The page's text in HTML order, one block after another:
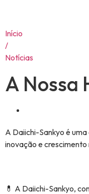
Início
/
Notícias
A Nossa
A Daiichi-Sankyo é
inovação e
💊 A Daiichi-Sankyo,